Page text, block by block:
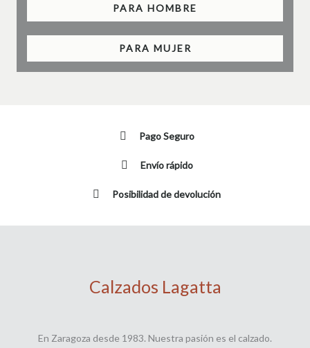
PARA HOMBRE
PARA MUJER
Pago Seguro
Envío rápido
Posibilidad de devolución
Calzados Lagatta
En Zaragoza desde 1983. Nuestra pasión es el calzado.